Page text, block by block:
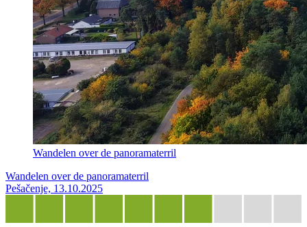
Wandelen over de panoramaterril
Wandelen over de panoramaterril
Pešačenje, 13.10.2025